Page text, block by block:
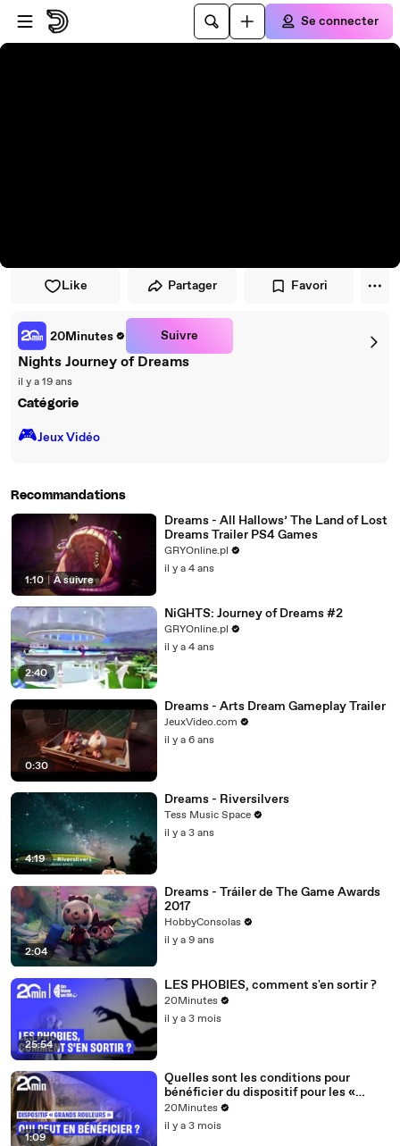
Passer au player
Passer au contenu principal
Se connecter
Like Partager Favori
20Minutes Suivre
Nights Journey of Dreams
il y a 19 ans
Catégorie
🎮️Jeux Vidéo
Recommandations
1:10 | À suivre
Dreams - All Hallows’ The Land of Lost
Dreams Trailer PS4 Games
GRYOnline.pl
il y a 4 ans
2:40
NiGHTS: Journey of Dreams #2
GRYOnline.pl
il y a 4 ans
0:30
Dreams - Arts Dream Gameplay Trailer
JeuxVideo.com
il y a 6 ans
4:19
Dreams - Riversilvers
Tess Music Space
il y a 3 ans
2:04
Dreams - Tráiler de The Game Awards
2017
HobbyConsolas
il y a 9 ans
25:54
LES PHOBIES, comment s'en sortir ?
20Minutes
il y a 3 mois
1:09
Quelles sont les conditions pour
bénéficier du dispositif pour les «
20Minutes
il y a 3 mois